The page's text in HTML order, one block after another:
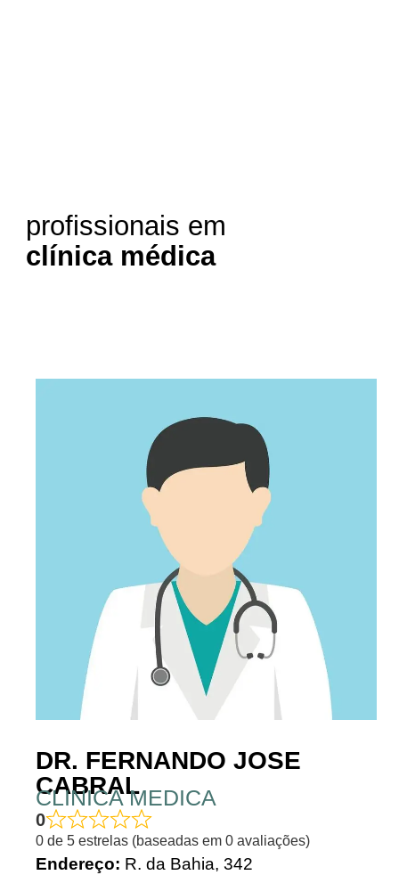
profissionais em
clínica médica
DR. FERNANDO JOSE
CABRAL
CLINICA MEDICA
0
0 de 5 estrelas (baseadas em 0 avaliações)
Endereço: R. da Bahia, 342